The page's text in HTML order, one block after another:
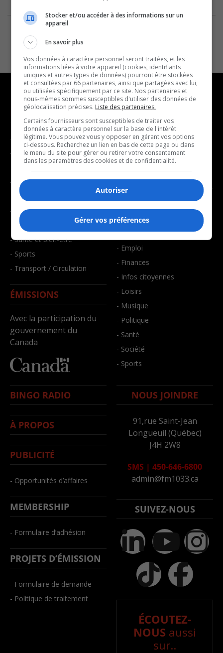
NOUVELLES
- Affaires municipales
- Communauté / Social
- Culture
- Économie
- Éducation
- Environnement
- Faits divers
- Santé et bien-être
- Sports
- Transport / Circulation
ÉMISSIONS
Avec la participation du
gouvernement du
Canada
MUSIQUE
- Décompte franco
- Joué récemment
BALADOS
- Art de vivre
- Bien-être
- Emploi
- Finances
- Infos citoyennes
- Loisirs
- Musique
- Politique
- Santé
- Société
- Sports
BINGO RADIO
À PROPOS
PUBLICITÉ
- Opportunités d’affaires
MEMBERSHIP
- Formulaire d’adhésion
PROJETS D’ÉMISSION
- Formulaire de demande
- Politique de traitement
NOUS JOINDRE
91,rue Saint-Jean
Longueuil (Québec)
J4H 2W8
SMS | 450-646-6800
admin@fm1033.ca
SUIVEZ-NOUS
ÉCOUTEZ-
NOUS aussi
sur..
Stocker et/ou accéder à des informations sur un
appareil
En savoir plus
Vos données à caractère personnel seront traitées, et les
informations liées à votre appareil (cookies, identifiants
uniques et autres types de données) pourront être stockées
et consultées par 66 partenaires, ainsi que partagées avec lui,
ou utilisées spécifiquement par ce site. Nos partenaires et
nous-mêmes sommes susceptibles d'utiliser des données de
géolocalisation précises. Liste des partenaires.
Certains fournisseurs sont susceptibles de traiter vos
données à caractère personnel sur la base de l'intérêt
légitime. Vous pouvez vous y opposer en gérant vos options
ci-dessous. Recherchez un lien en bas de cette page ou dans
le menu du site pour gérer ou retirer votre consentement
dans les paramètres des cookies et de confidentialité.
Autoriser
Gérer vos préférences